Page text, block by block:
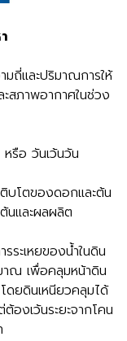
มถี่และปริมาณการให้
สภาพอากาศในช่วง
หรือ วันเว้นวัน
บโตของดอกและต้น
นและผลผลิต
ะเหยของน้ำในดิน
าณ เพื่อคลุมหน้าดิน
ยดินเหนียวคลุมได้
องเว้นระยะจากโคน